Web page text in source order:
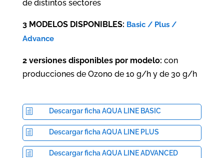
de distintos sectores
3 MODELOS DISPONIBLES: Basic / Plus /
Advance
2 versiones disponibles por modelo: con
producciones de Ozono de 10 g/h y de 30 g/h
h Descargar ficha AQUA LINE BASIC
h Descargar ficha AQUA LINE PLUS
h Descargar ficha AQUA LINE ADVANCED